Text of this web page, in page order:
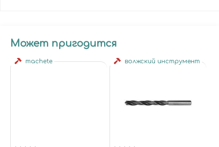
Может пригодится
machete волжский инструмент